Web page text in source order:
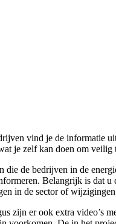
vind je de informatie
je zelf kan doen om
die de bedrijven in de
Belangrijk is dat
in de sector of
zijn er ook extra video’s